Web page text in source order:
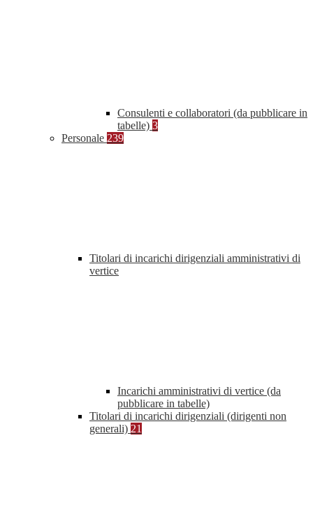
Consulenti e collaboratori (da pubblicare in
tabelle) 3
Personale 239
Titolari di incarichi dirigenziali amministrativi di
vertice
Incarichi amministrativi di vertice (da
pubblicare in tabelle)
Titolari di incarichi dirigenziali (dirigenti non
generali) 21